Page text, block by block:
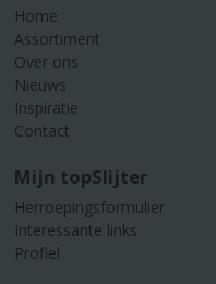
Home
Assortiment
Over ons
Nieuws
Inspiratie
Contact
Mijn topSlijter
Herroepingsformulier
Interessante links
Profiel